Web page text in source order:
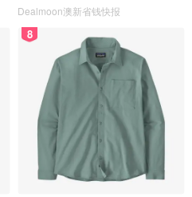
Dealmoon澳新省钱快报
8